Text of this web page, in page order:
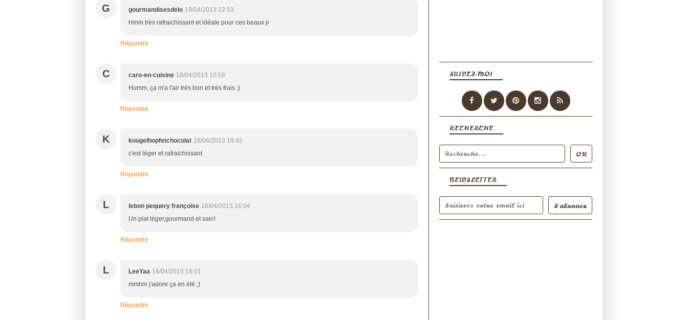
G gourmandisesdelo 19/04/2013 22:53
Hmm très rafraichissant et idéale pour ces beaux jr
Répondre
C caro-en-cuisine 18/04/2013 10:58
Humm, ça m'a l'air très bon et très frais ;)
Répondre
K kougelhopfetchocolat 16/04/2013 19:42
c'est léger et rafraichissant
Répondre
L lebon pequery françoise 16/04/2013 16:04
Un plat léger,gourmand et sain!
Répondre
L LeeYaa 16/04/2013 16:01
mmhm j'adore ça en été ;)
Répondre
NEWSLETTER
SUIVEZ-MOI
RECHERCHE